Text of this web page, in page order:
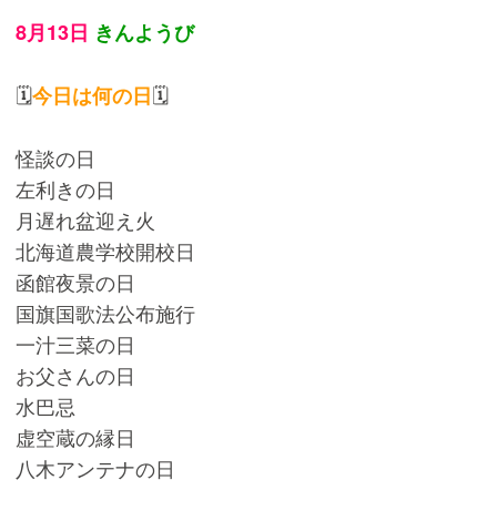
8月13日 きんようび
🗓️今日は何の日🗓️
怪談の日
左利きの日
月遅れ盆迎え火
北海道農学校開校日
函館夜景の日
国旗国歌法公布施行
一汁三菜の日
お父さんの日
水巴忌
虚空蔵の縁日
八木アンテナの日